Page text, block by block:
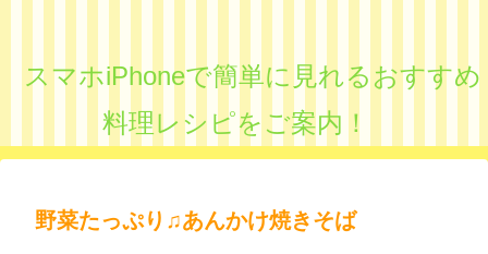
スマホiPhoneで簡単に見れるおすすめ
料理レシピをご案内！
野菜たっぷり♫あんかけ焼きそば